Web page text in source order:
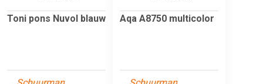
Toni pons Nuvol blauw
Aqa A8750 multicolor